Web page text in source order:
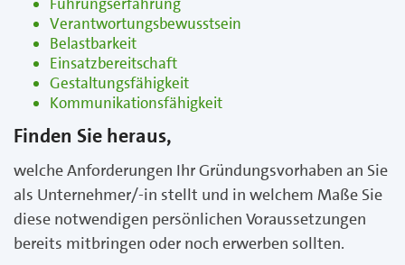
Verantwortungsbewusstsein
Belastbarkeit
Einsatzbereitschaft
Gestaltungsfähigkeit
Kommunikationsfähigkeit
Finden Sie heraus,
welche Anforderungen Ihr Gründungsvorhaben an Sie
als Unternehmer/-in stellt und in welchem Maße Sie
diese notwendigen persönlichen Voraussetzungen
bereits mitbringen oder noch erwerben sollten.